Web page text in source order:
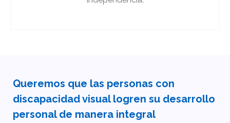
Queremos que las personas con
discapacidad visual logren su desarrollo
personal de manera integral